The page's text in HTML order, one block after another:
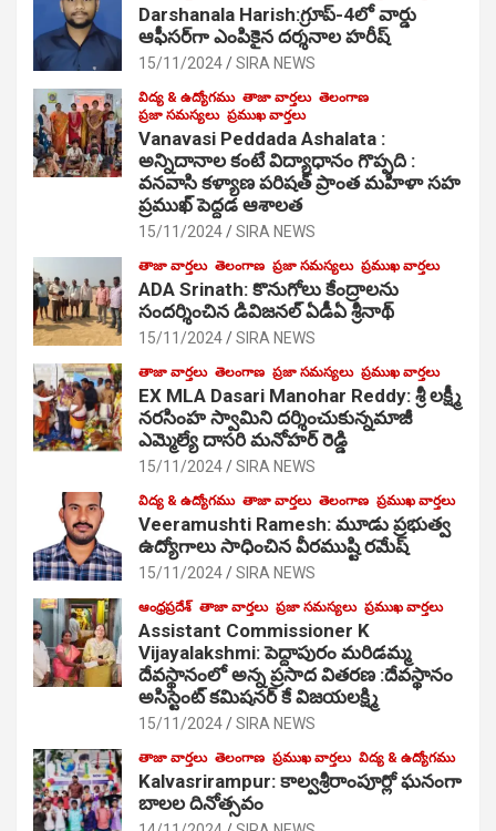
Darshanala Harish:గ్రూప్-4లో వార్డు
ఆఫీసర్‌గా ఎంపికైన దర్శనాల హరీష్
15/11/2024 SIRA NEWS
విద్య & ఉద్యోగము తాజా వార్తలు తెలంగాణ
ప్రజా సమస్యలు ప్రముఖ వార్తలు
Vanavasi Peddada Ashalata :
అన్నిదానాల కంటే విద్యాధానం గొప్పది :
వనవాసి కళ్యాణ పరిషత్ ప్రాంత మహిళా సహ
ప్రముఖ్ పెద్దడ ఆశాలత
15/11/2024 SIRA NEWS
తాజా వార్తలు తెలంగాణ ప్రజా సమస్యలు ప్రముఖ వార్తలు
ADA Srinath: కొనుగోలు కేంద్రాల‌ను
సంద‌ర్శించిన డివిజనల్ ఏడీఏ శ్రీనాథ్
15/11/2024 SIRA NEWS
తాజా వార్తలు తెలంగాణ ప్రజా సమస్యలు ప్రముఖ వార్తలు
EX MLA Dasari Manohar Reddy: శ్రీ లక్ష్మీ
నరసింహ స్వామిని దర్శించుకున్నమాజీ
ఎమ్మెల్యే దాసరి మనోహర్ రెడ్డి
15/11/2024 SIRA NEWS
విద్య & ఉద్యోగము తాజా వార్తలు తెలంగాణ ప్రముఖ వార్తలు
Veeramushti Ramesh: మూడు ప్రభుత్వ
ఉద్యోగాలు సాధించిన వీరముష్టి రమేష్
15/11/2024 SIRA NEWS
ఆంధ్రప్రదేశ్ తాజా వార్తలు ప్రజా సమస్యలు ప్రముఖ వార్తలు
Assistant Commissioner K
Vijayalakshmi: పెద్దాపురం మరిడమ్మ
దేవస్థానంలో అన్న ప్రసాద వితరణ :దేవస్థానం
అసిస్టెంట్ కమిషనర్ కే విజయలక్ష్మి
15/11/2024 SIRA NEWS
తాజా వార్తలు తెలంగాణ ప్రముఖ వార్తలు విద్య & ఉద్యోగము
Kalvasrirampur: కాల్వశ్రీరాంపూర్లో ఘనంగా
బాలల దినోత్సవం